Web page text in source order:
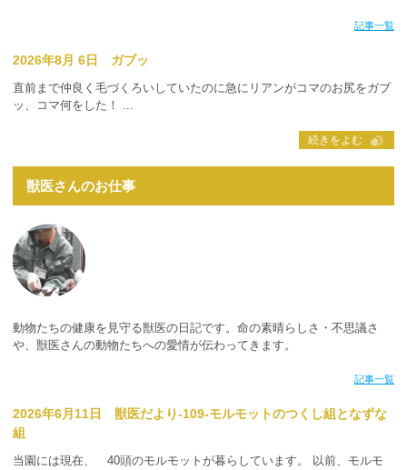
記事一覧
2026年8月 6日 ガブッ
直前まで仲良く毛づくろいしていたのに急にリアンがコマのお尻をガブ
ッ、コマ何をした！ ...
続きをよむ
獣医さんのお仕事
動物たちの健康を見守る獣医の日記です。命の素晴らしさ・不思議さ
や、獣医さんの動物たちへの愛情が伝わってきます。
記事一覧
2026年6月11日 獣医だより-109-モルモットのつくし組となずな
組
当園には現在、 40頭のモルモットが暮らしています。 以前、モルモ